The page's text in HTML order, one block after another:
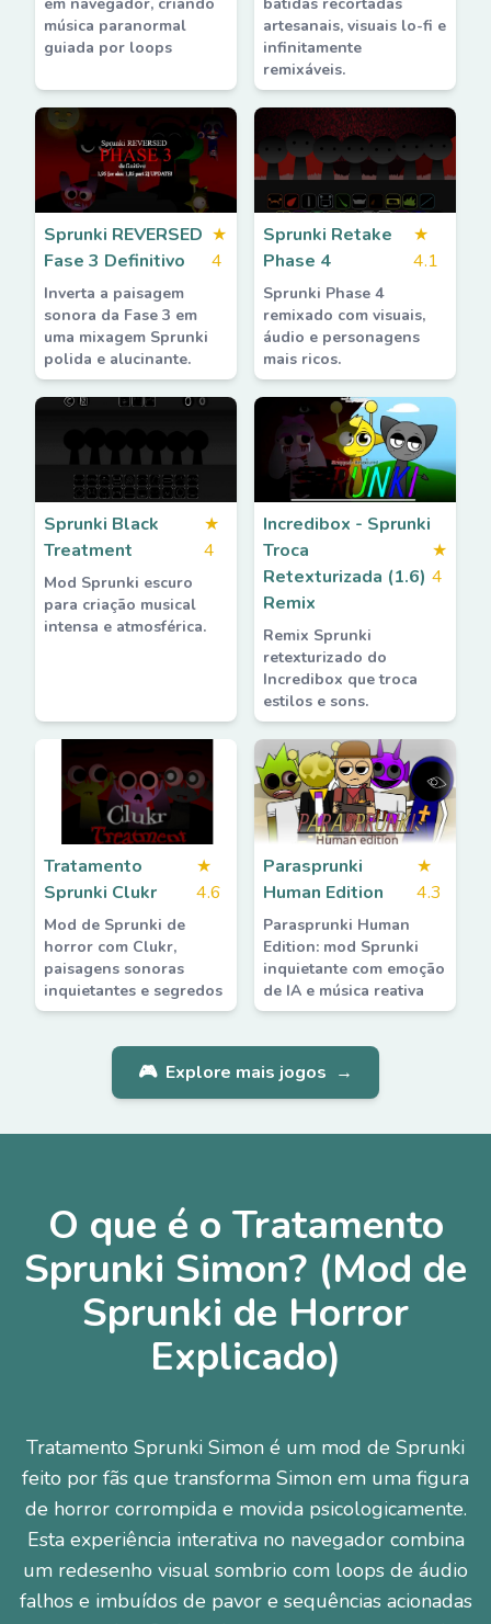
música paranormal
guiada por loops
artesanais, visuais lo-fi e
infinitamente
remixáveis.
Sprunki REVERSED
Fase 3 Definitivo
★
4
Inverta a paisagem
sonora da Fase 3 em
uma mixagem Sprunki
polida e alucinante.
Sprunki Retake
Phase 4
★
4.1
Sprunki Phase 4
remixado com visuais,
áudio e personagens
mais ricos.
Sprunki Black
Treatment
★
4
Mod Sprunki escuro
para criação musical
intensa e atmosférica.
Incredibox - Sprunki
Troca
Retexturizada (1.6)
Remix
★
4
Remix Sprunki
retexturizado do
Incredibox que troca
estilos e sons.
Tratamento
Sprunki Clukr
★
4.6
Mod de Sprunki de
horror com Clukr,
paisagens sonoras
inquietantes e segredos
Parasprunki
Human Edition
★
4.3
Parasprunki Human
Edition: mod Sprunki
inquietante com emoção
de IA e música reativa
🎮 Explore mais jogos →
O que é o Tratamento
Sprunki Simon? (Mod de
Sprunki de Horror
Explicado)
Tratamento Sprunki Simon é um mod de Sprunki
feito por fãs que transforma Simon em uma figura
de horror corrompida e movida psicologicamente.
Esta experiência interativa no navegador combina
um redesenho visual sombrio com loops de áudio
falhos e imbuídos de pavor e sequências acionadas